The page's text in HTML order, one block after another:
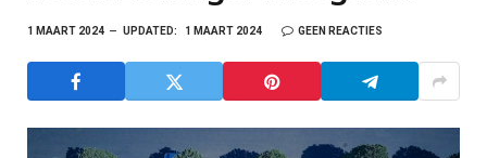
1 MAART 2024 UPDATED: 1 MAART 2024 GEEN REACTIES